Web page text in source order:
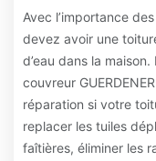
Avec l’importance
devez avoir une
d’eau dans la
couvreur
réparation si votre
replacer les tuiles
faîtières, éliminer les